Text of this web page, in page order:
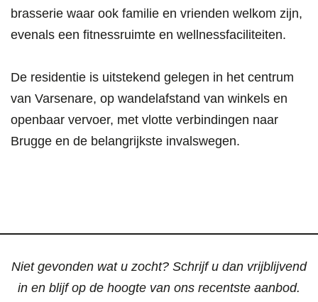
brasserie waar ook familie en vrienden welkom zijn,
evenals een fitnessruimte en wellnessfaciliteiten.
De residentie is uitstekend gelegen in het centrum
van Varsenare, op wandelafstand van winkels en
openbaar vervoer, met vlotte verbindingen naar
Brugge en de belangrijkste invalswegen.
Niet gevonden wat u zocht? Schrijf u dan vrijblijvend
in en blijf op de hoogte van ons recentste aanbod.